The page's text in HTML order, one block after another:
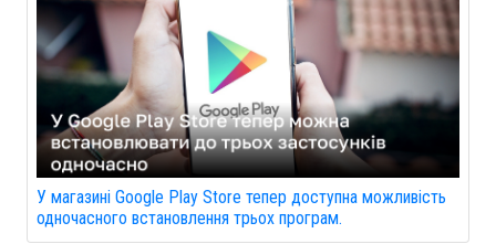
У магазині Google Play Store тепер доступна можливість
одночасного встановлення трьох програм.